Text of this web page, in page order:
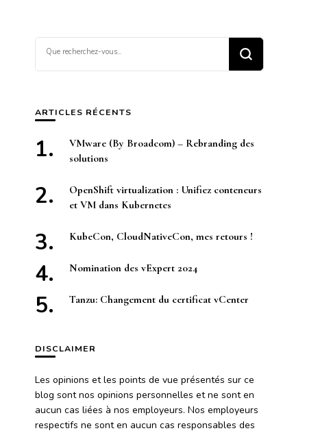
recherchiez
quelque
ARTICLES RÉCENTS
VMware (By Broadcom) – Rebranding des
solutions
OpenShift virtualization : Unifiez conteneurs
et VM dans Kubernetes
KubeCon, CloudNativeCon, mes retours !
Nomination des vExpert 2024
Tanzu: Changement du certificat vCenter
DISCLAIMER
Les opinions et les points de vue présentés sur ce
blog sont nos opinions personnelles et ne sont en
aucun cas liées à nos employeurs. Nos employeurs
respectifs ne sont en aucun cas responsables des